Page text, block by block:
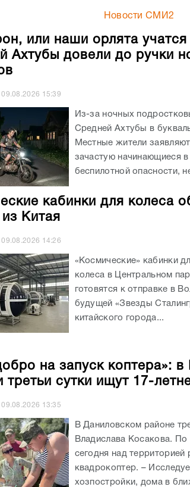
Новости СМИ2
или наши орлята учатся
Ахтубы довели до ручки
09.08.2026 15:39
Из-за ночных
Средней Ахтубы в
Местные жители
зачастую начинающиеся
беспилотной опасности,
кабинки для колеса
Китая
09.08.2026 14:26
«Космические» кабинки
колеса в Центральном
готовятся к отправке в
будущей «Звезды
китайского города...
на запуск коптера»: в
третьи сутки ищут 17-
09.08.2026 13:35
В Даниловском районе
Владислава Косакова.
сегодня над территорией
квадрокоптер. –
хозпостройки, дома в